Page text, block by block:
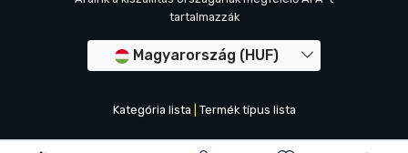
tartalmazzák
Magyarország (HUF)
Kategória lista Termék típus lista